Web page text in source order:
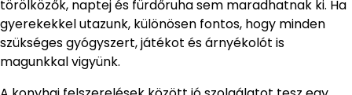
törölközők, naptej és fürdőruha sem maradhatnak ki. Ha
gyerekekkel utazunk, különösen fontos, hogy minden
szükséges gyógyszert, játékot és árnyékolót is
magunkkal vigyünk.